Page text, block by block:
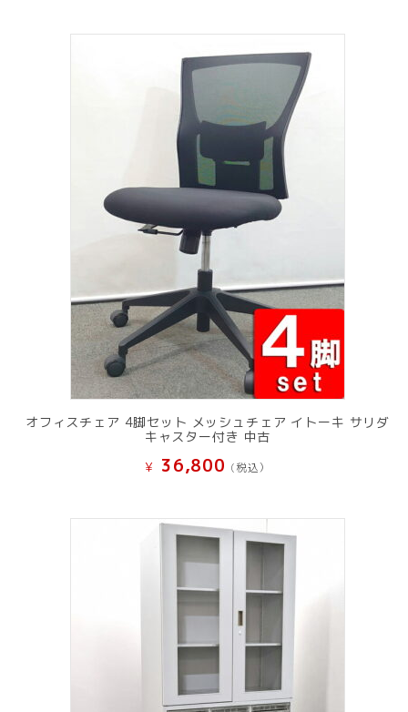
オフィスチェア 4脚セット メッシュチェア イトーキ サリダ
キャスター付き 中古
¥ 36,800 (税込）